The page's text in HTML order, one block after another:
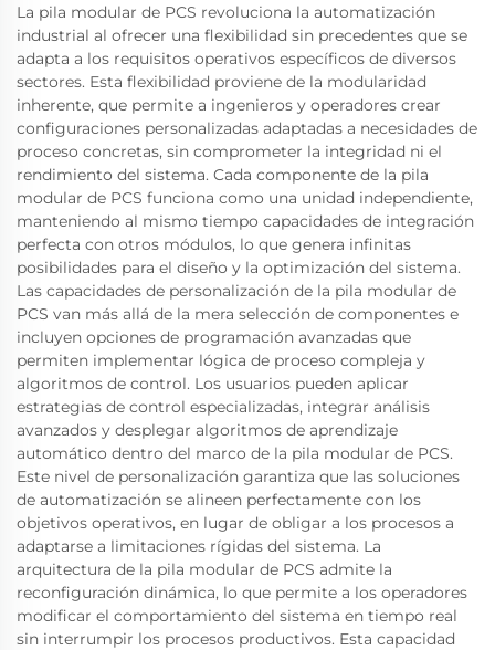
La pila modular de PCS revoluciona la automatización
industrial al ofrecer una flexibilidad sin precedentes que se
adapta a los requisitos operativos específicos de diversos
sectores. Esta flexibilidad proviene de la modularidad
inherente, que permite a ingenieros y operadores crear
configuraciones personalizadas adaptadas a necesidades de
proceso concretas, sin comprometer la integridad ni el
rendimiento del sistema. Cada componente de la pila
modular de PCS funciona como una unidad independiente,
manteniendo al mismo tiempo capacidades de integración
perfecta con otros módulos, lo que genera infinitas
posibilidades para el diseño y la optimización del sistema.
Las capacidades de personalización de la pila modular de
PCS van más allá de la mera selección de componentes e
incluyen opciones de programación avanzadas que
permiten implementar lógica de proceso compleja y
algoritmos de control. Los usuarios pueden aplicar
estrategias de control especializadas, integrar análisis
avanzados y desplegar algoritmos de aprendizaje
automático dentro del marco de la pila modular de PCS.
Este nivel de personalización garantiza que las soluciones
de automatización se alineen perfectamente con los
objetivos operativos, en lugar de obligar a los procesos a
adaptarse a limitaciones rígidas del sistema. La
arquitectura de la pila modular de PCS admite la
reconfiguración dinámica, lo que permite a los operadores
modificar el comportamiento del sistema en tiempo real
sin interrumpir los procesos productivos. Esta capacidad